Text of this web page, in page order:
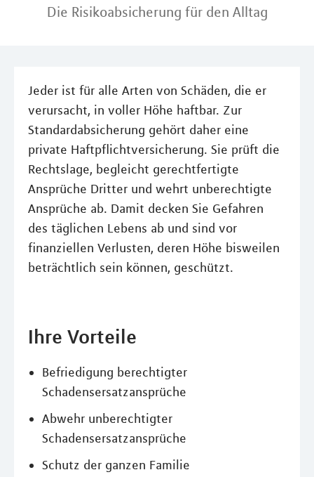
Die Risikoabsicherung für den Alltag
Jeder ist für alle Arten von Schäden, die er
verursacht, in voller Höhe haftbar. Zur
Standardabsicherung gehört daher eine
private Haftpflichtversicherung. Sie prüft die
Rechtslage, begleicht gerechtfertigte
Ansprüche Dritter und wehrt unberechtigte
Ansprüche ab. Damit decken Sie Gefahren
des täglichen Lebens ab und sind vor
finanziellen Verlusten, deren Höhe bisweilen
beträchtlich sein können, geschützt.
Ihre Vorteile
Befriedigung berechtigter
Schadensersatzansprüche
Abwehr unberechtigter
Schadensersatzansprüche
Schutz der ganzen Familie